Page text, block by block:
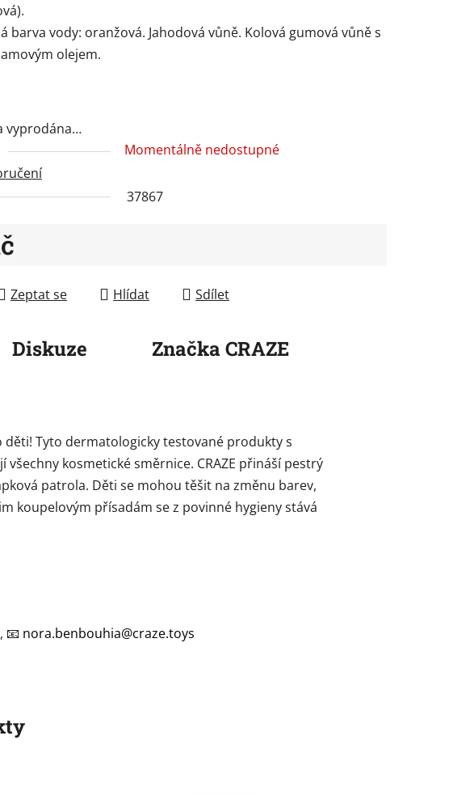
barva vody: oranžová. Jahodová vůně. Kolová gumová vůně s
olejem.
vyprodána…
Momentálně nedostupné
37867
Zeptat se Hlídat Sdílet
Diskuze Značka CRAZE
Tyto dermatologicky testované produkty s
kosmetické směrnice. CRAZE přináší pestrý
patrola. Děti se mohou těšit na změnu barev,
koupelovým přísadám se z povinné hygieny stává
📧 nora.benbouhia@craze.toys